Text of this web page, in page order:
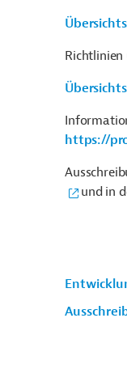
Richtlinien
https://
und in